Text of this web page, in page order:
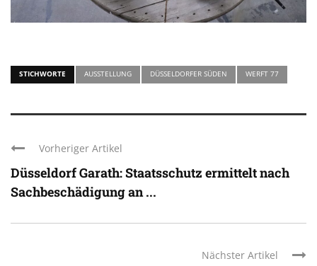
STICHWORTE AUSSTELLUNG DÜSSELDORFER SÜDEN WERFT 77
Vorheriger Artikel
Düsseldorf Garath: Staatsschutz ermittelt nach
Sachbeschädigung an ...
Nächster Artikel